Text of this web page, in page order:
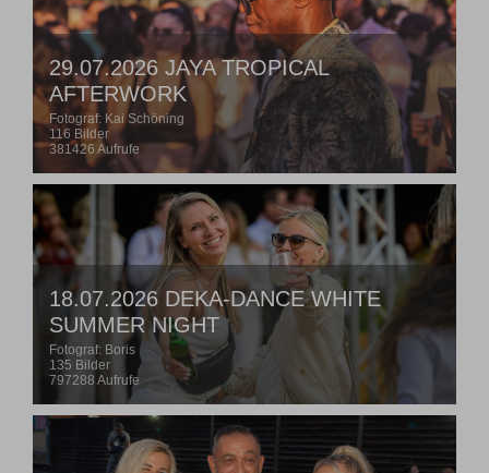
29.07.2026 JAYA TROPICAL
AFTERWORK
Fotograf: Kai Schöning
116 Bilder
381426 Aufrufe
18.07.2026 DEKA-DANCE WHITE
SUMMER NIGHT
Fotograf: Boris
135 Bilder
797288 Aufrufe